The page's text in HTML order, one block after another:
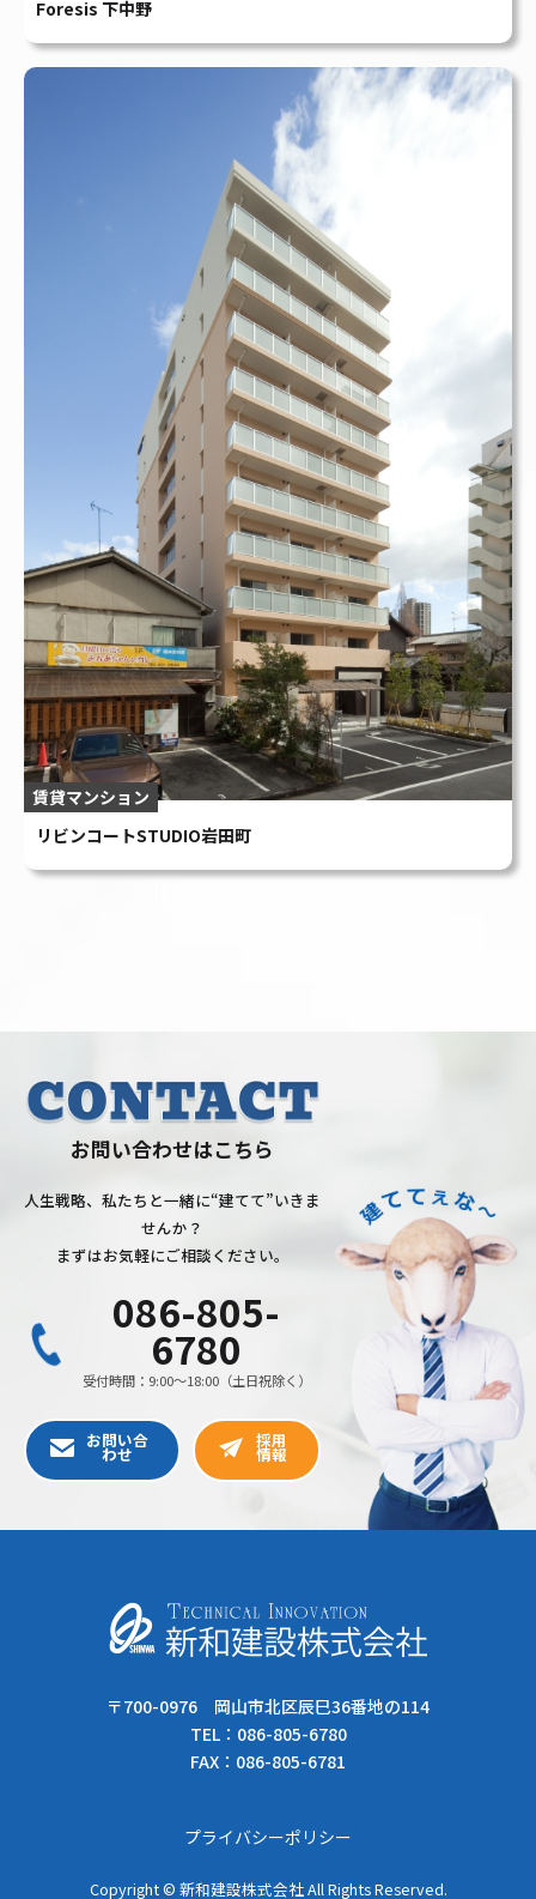
賃貸マンション
リビンコートSTUDIO岩田町
お問い合わせはこちら
人生戦略、私たちと一緒に“建てて”いきま
せんか？
まずはお気軽にご相談ください。
わせ 情報
〒700-0976 岡山市北区辰巳36番地の114
TEL：086-805-6780
FAX：086-805-6781
プライバシーポリシー
Copyright © 新和建設株式会社 All Rights Reserved.